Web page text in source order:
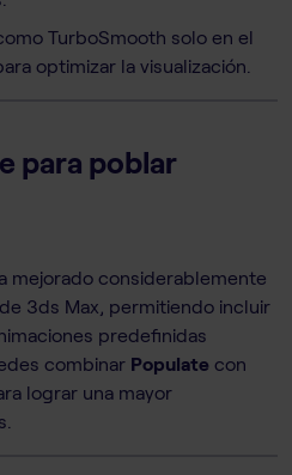
TurboSmooth solo en el
optimizar la visualización.
para poblar
mejorado considerablemente
3ds Max, permitiendo incluir
predefinidas
combinar Populate con
lograr una mayor